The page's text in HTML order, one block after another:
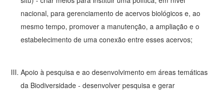
nacional, para gerenciamento de acervos biológicos e, ao
mesmo tempo, promover a manutenção, a ampliação e o
estabelecimento de uma conexão entre esses acervos;
Apoio à pesquisa e ao desenvolvimento em áreas temáticas
da Biodiversidade - desenvolver pesquisa e gerar